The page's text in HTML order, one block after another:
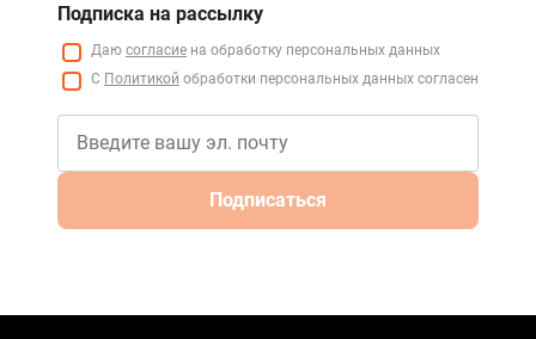
Подписка на рассылку
Даю согласие на обработку персональных данных
С Политикой обработки персональных данных согласен
Подписаться